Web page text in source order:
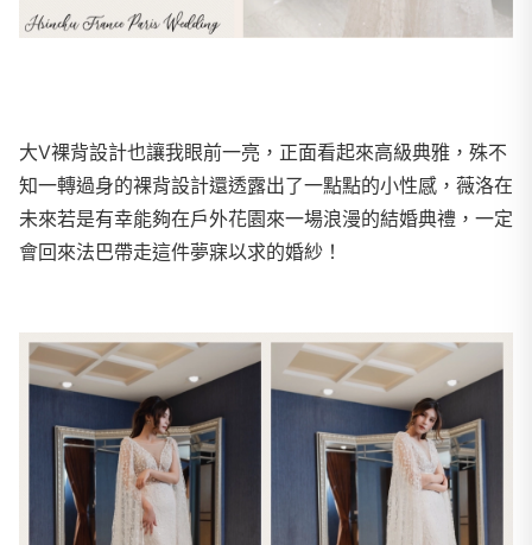
大V裸背設計也讓我眼前一亮，正面看起來高級典雅，殊不
知一轉過身的裸背設計還透露出了一點點的小性感，薇洛在
未來若是有幸能夠在戶外花園來一場浪漫的結婚典禮，一定
會回來法巴帶走這件夢寐以求的婚紗！